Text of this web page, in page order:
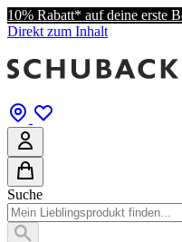
10% Rabatt* auf deine erste
Direkt zum Inhalt
Suche